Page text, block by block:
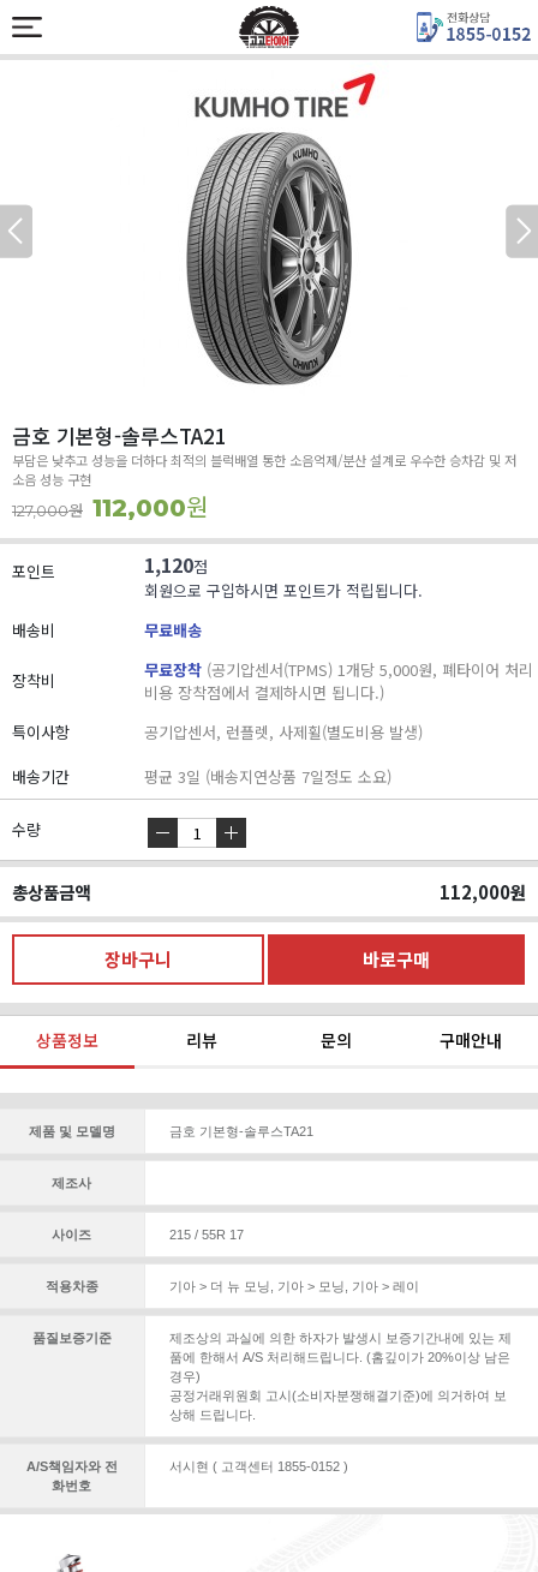
금호 기본형-솔루스TA21
부담은 낮추고 성능을 더하다 최적의 블럭배열 통한 소음억제/분산 설계로 우수한 승차감 및 저
소음 성능 구현
127,000원 112,000원
포인트 1,120점
회원으로 구입하시면 포인트가 적립됩니다.
배송비
무료배송
장착비 무료장착 (공기압센서(TPMS) 1개당 5,000원, 폐타이어 처리
비용 장착점에서 결제하시면 됩니다.)
특이사항
공기압센서, 런플렛, 사제휠(별도비용 발생)
배송기간
평균 3일 (배송지연상품 7일정도 소요)
수량
총상품금액 112,000원
상품정보 리뷰 문의 구매안내
제품 및 모델명 금호 기본형-솔루스TA21
제조사
사이즈 215 / 55R 17
적용차종 기아 > 더 뉴 모닝 기아 > 모닝 기아 > 레이
품질보증기준
제조상의 과실에 의한 하자가 발생시 보증기간내에 있는 제
품에 한해서 A/S 처리해드립니다. (홈깊이가 20%이상 남은
경우)
공정거래위원회 고시(소비자분쟁해결기준)에 의거하여 보
상해 드립니다.
A/S책임자와 전
화번호
서시현 ( 고객센터 1855-0152 )